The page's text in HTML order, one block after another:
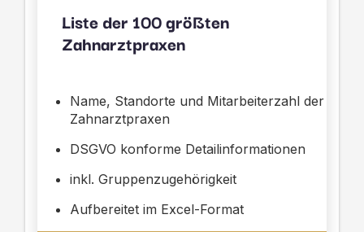
Liste der 100 größten
Zahnarztpraxen
Name, Standorte und Mitarbeiterzahl der
Zahnarztpraxen
DSGVO konforme Detailinformationen
inkl. Gruppenzugehörigkeit
Aufbereitet im Excel-Format